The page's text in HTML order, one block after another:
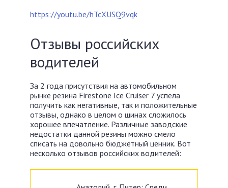
https://youtu.be/hTcXUSQ9vqk
Отзывы российских
водителей
За 2 года присутствия на автомобильном
рынке резина Firestone Ice Cruiser 7 успела
получить как негативные, так и положительные
отзывы, однако в целом о шинах сложилось
хорошее впечатление. Различные заводские
недостатки данной резины можно смело
списать на довольно бюджетный ценник. Вот
несколько отзывов российских водителей: